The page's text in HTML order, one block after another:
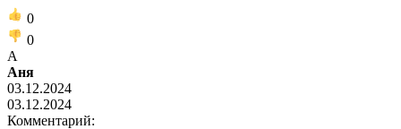
0
0
А
Аня
03.12.2024
03.12.2024
Комментарий: